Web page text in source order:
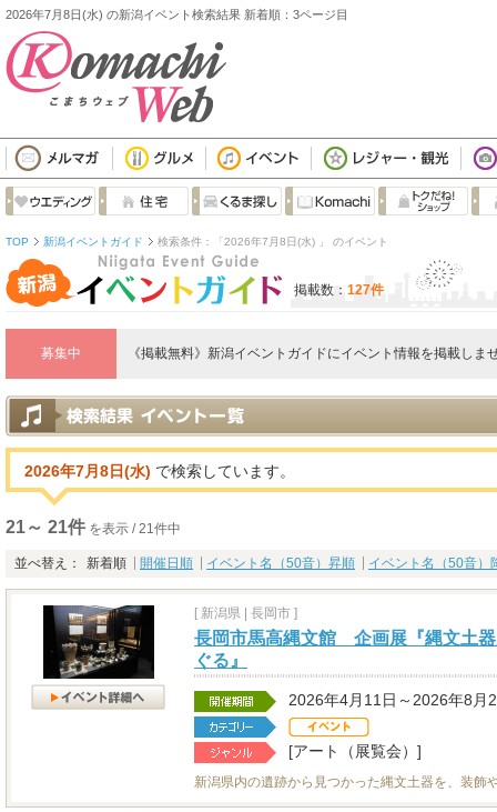
2026年7月8日(水) の新潟イベント検索結果 新着順：3ページ目
TOP 新潟イベントガイド 検索条件：「2026年7月8日(水) 」 のイベント
掲載数： 127件
募集中 《掲載無料》新潟イベントガイドにイベント情報を掲載しま
2026年7月8日(水) で検索しています。
21～ 21件 を表示 / 21件中
並べ替え： 新着順 開催日順 イベント名（50音）昇順 イベント名（50音）
[ 新潟県 長岡市 ]
長岡市馬高縄文館 企画展『縄文土
ぐる』
2026年4月11日～2026年8月
[アート（展覧会）]
新潟県内の遺跡から見つかった縄文土器を、装飾